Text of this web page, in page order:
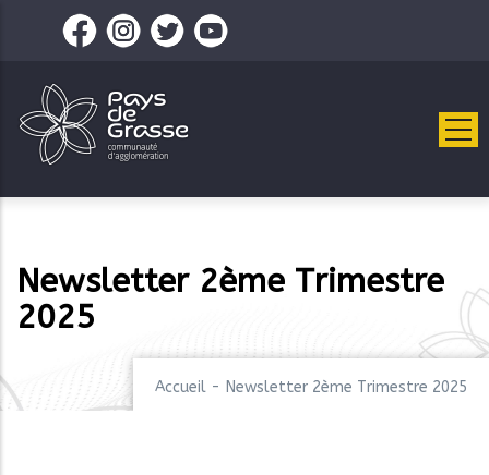
contenu
principal
Newsletter 2ème Trimestre
2025
Accueil - Newsletter 2ème Trimestre 2025